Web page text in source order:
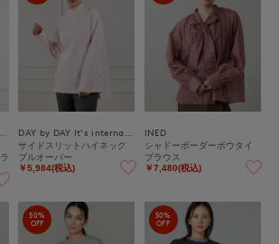
サイドスリットハイネック
プルオーバー
￥5,984(税込)
INED
シャドーボーダーボウタイ
ブラウス
￥7,480(税込)
50%
OFF
50%
OFF